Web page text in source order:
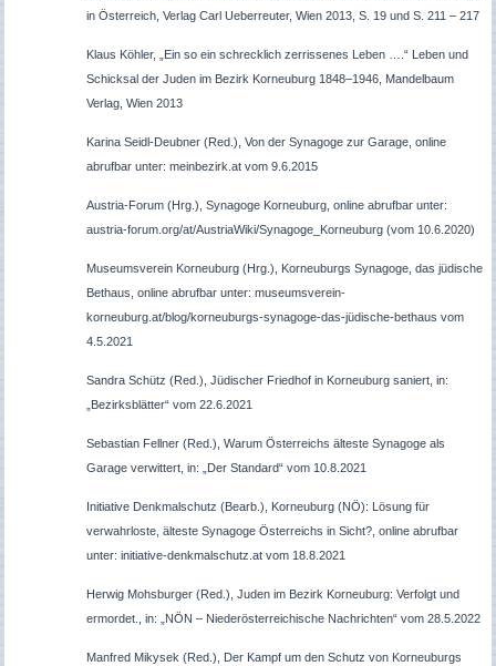
in Österreich, Verlag Carl Ueberreuter, Wien 2013, S. 19 und S. 211 – 217
Klaus Köhler, „Ein so ein schrecklich zerrissenes Leben ….“ Leben und
Schicksal der Juden im Bezirk Korneuburg 1848–1946, Mandelbaum
Verlag, Wien 2013
Karina Seidl-Deubner (Red.), Von der Synagoge zur Garage, online
abrufbar unter: meinbezirk.at vom 9.6.2015
Austria-Forum (Hrg.), Synagoge Korneuburg, online abrufbar unter:
austria-forum.org/at/AustriaWiki/Synagoge_Korneuburg (vom 10.6.2020)
Museumsverein Korneuburg (Hrg.), Korneuburgs Synagoge, das jüdische
Bethaus, online abrufbar unter: museumsverein-
korneuburg.at/blog/korneuburgs-synagoge-das-jüdische-bethaus vom
4.5.2021
Sandra Schütz (Red.), Jüdischer Friedhof in Korneuburg saniert, in:
„Bezirksblätter“ vom 22.6.2021
Sebastian Fellner (Red.), Warum Österreichs älteste Synagoge als
Garage verwittert, in: „Der Standard“ vom 10.8.2021
Initiative Denkmalschutz (Bearb.), Korneuburg (NÖ): Lösung für
verwahrloste, älteste Synagoge Österreichs in Sicht?, online abrufbar
unter: initiative-denkmalschutz.at vom 18.8.2021
Herwig Mohsburger (Red.), Juden im Bezirk Korneuburg: Verfolgt und
ermordet., in: „NÖN – Niederösterreichische Nachrichten“ vom 28.5.2022
Manfred Mikysek (Red.), Der Kampf um den Schutz von Korneuburgs